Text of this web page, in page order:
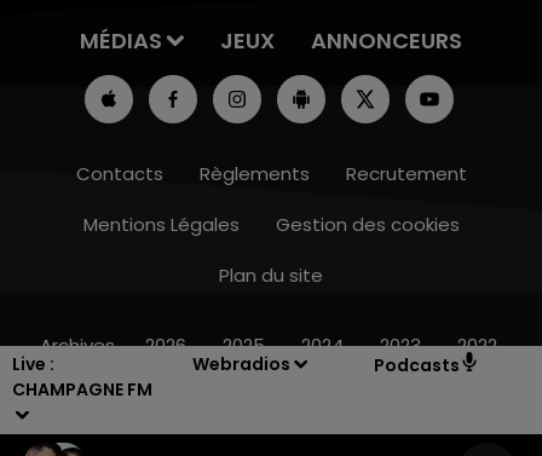
Live :
CHAMPAGNE FM
Webradios Podcasts
10h00 - 14h00
MÉDIAS
JEUX ANNONCEURS
Contacts Règlements
Recrutement
Mentions Légales
Gestion des cookies
Plan du site
Archives 2026 2025 2024 2023 2022